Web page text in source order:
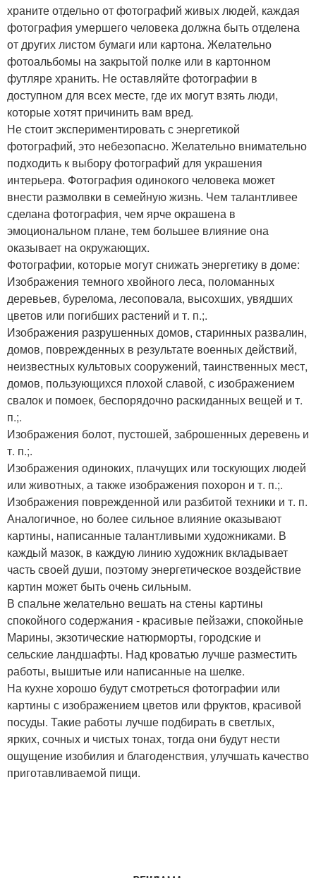
храните отдельно от фотографий живых людей, каждая
фотография умершего человека должна быть отделена
от других листом бумаги или картона. Желательно
фотоальбомы на закрытой полке или в картонном
футляре хранить. Не оставляйте фотографии в
доступном для всех месте, где их могут взять люди,
которые хотят причинить вам вред.
Не стоит экспериментировать с энергетикой
фотографий, это небезопасно. Желательно внимательно
подходить к выбору фотографий для украшения
интерьера. Фотография одинокого человека может
внести размолвки в семейную жизнь. Чем талантливее
сделана фотография, чем ярче окрашена в
эмоциональном плане, тем большее влияние она
оказывает на окружающих.
Фотографии, которые могут снижать энергетику в доме:
Изображения темного хвойного леса, поломанных
деревьев, бурелома, лесоповала, высохших, увядших
цветов или погибших растений и т. п.;.
Изображения разрушенных домов, старинных развалин,
домов, поврежденных в результате военных действий,
неизвестных культовых сооружений, таинственных мест,
домов, пользующихся плохой славой, с изображением
свалок и помоек, беспорядочно раскиданных вещей и т.
п.;.
Изображения болот, пустошей, заброшенных деревень и
т. п.;.
Изображения одиноких, плачущих или тоскующих людей
или животных, а также изображения похорон и т. п.;.
Изображения поврежденной или разбитой техники и т. п.
Аналогичное, но более сильное влияние оказывают
картины, написанные талантливыми художниками. В
каждый мазок, в каждую линию художник вкладывает
часть своей души, поэтому энергетическое воздействие
картин может быть очень сильным.
В спальне желательно вешать на стены картины
спокойного содержания - красивые пейзажи, спокойные
Марины, экзотические натюрморты, городские и
сельские ландшафты. Над кроватью лучше разместить
работы, вышитые или написанные на шелке.
На кухне хорошо будут смотреться фотографии или
картины с изображением цветов или фруктов, красивой
посуды. Такие работы лучше подбирать в светлых,
ярких, сочных и чистых тонах, тогда они будут нести
ощущение изобилия и благоденствия, улучшать качество
приготавливаемой пищи.